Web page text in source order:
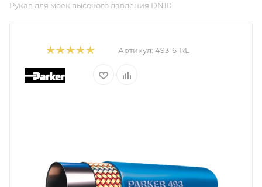
Рукав для моек высокого давления DN10
Артикул: 493-6-RL